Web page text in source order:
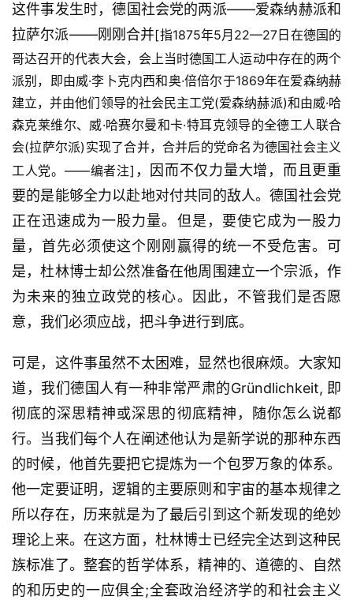
这件事发生时，德国社会党的两派——爱森纳赫派和
拉萨尔派——刚刚合并[指1875年5月22—27日在德国的
哥达召开的代表大会，会上当时德国工人运动中存在的两个
派别，即由威·李卜克内西和奥·倍倍尔于1869年在爱森纳赫
建立，并由他们领导的社会民主工党(爱森纳赫派)和由威·哈
森克莱维尔、威·哈赛尔曼和卡·特耳克领导的全德工人联合
会(拉萨尔派)实现了合并，合并后的党命名为德国社会主义
工人党。——编者注] ，因而不仅力量大增，而且更重
要的是能够全力以赴地对付共同的敌人。德国社会党
正在迅速成为一股力量。但是，要使它成为一股力
量，首先必须使这个刚刚赢得的统一不受危害。可
是，杜林博士却公然准备在他周围建立一个宗派，作
为未来的独立政党的核心。因此，不管我们是否愿
意，我们必须应战，把斗争进行到底。
可是，这件事虽然不太困难，显然也很麻烦。大家知
道，我们德国人有一种非常严肃的Gründlichkeit, 即
彻底的深思精神或深思的彻底精神，随你怎么说都
行。当我们每个人在阐述他认为是新学说的那种东西
的时候，他首先要把它提炼为一个包罗万象的体系。
他一定要证明，逻辑的主要原则和宇宙的基本规律之
所以存在，历来就是为了最后引到这个新发现的绝妙
理论上来。在这方面，杜林博士已经完全达到这种民
族标准了。整套的哲学体系，精神的、道德的、自然
的和历史的一应俱全;全套政治经济学的和社会主义